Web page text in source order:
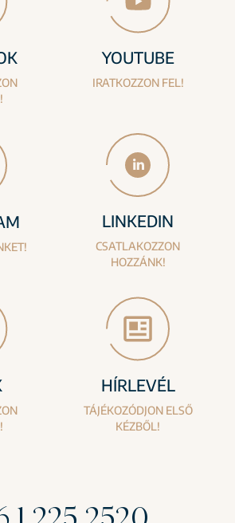
YOUTUBE
IRATKOZZON FEL!
LINKEDIN
CSATLAKOZZON
HOZZÁNK!
HÍRLEVÉL
TÁJÉKOZÓDJON ELSŐ
KÉZBŐL!